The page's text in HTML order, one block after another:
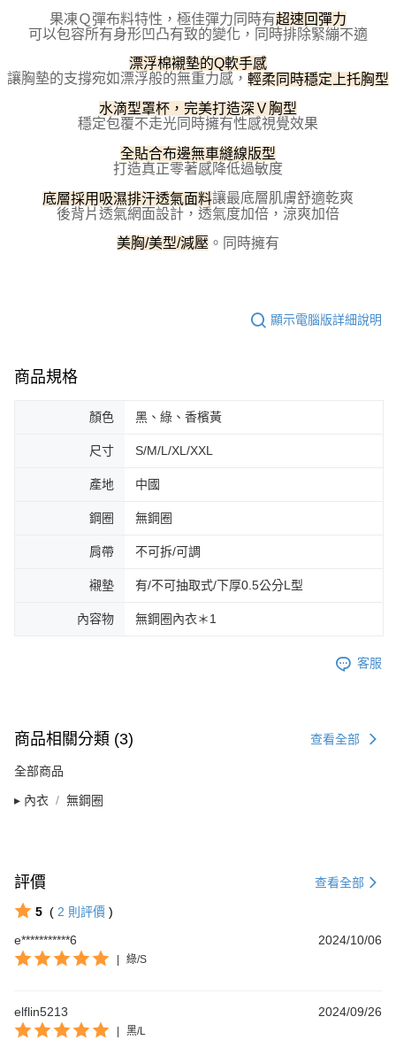
購買商品的店家。未經商家同意取消之訂單仍視為有效，需透過AFTEE先享
後付繳納相關費用。
※ 交易是否成功請以「AFTEE先享後付 」之結帳頁面顯示為準，若有關於
是否繳費成功／繳費後需取消欲退款等相關疑問，請聯繫「AFTEE先享後付
客戶支援中心」https://netprotections.freshdesk.com/support/home
【注意事項】
易，需依本服務之必要範圍內提供個人資料，並將交易相關給付款項請求債
權轉讓予恩沛科技股份有限公司。
https://aftee.tw/terms/#terms3
３．未成年的使用者請事先徵得法定代理人或監護人之同意方可使用
５．嚴禁一人註冊多個帳號或使用他人資訊註冊。若發現惡意使用之情形，
恩沛科技股份有限公司將有權停止該用戶之使用額度並採取法律行動。
每筆NT$100，滿NT$800(含以上)免運費
每筆NT$100，滿NT$800(含以上)免運費
果凍Ｑ彈布料特性，極佳彈力同時有超速回彈力
可以包容所有身形凹凸有致的變化，同時排除緊繃不適
漂浮棉襯墊的Q軟手感
讓胸墊的支撐宛如漂浮般的無重力感， 輕柔同時穩定上托胸型
水滴型罩杯，完美打造深Ｖ胸型
穩定包覆不走光同時擁有性感視覺效果
全貼合布邊無車縫線版型
打造真正零著感降低過敏度
底層採用吸濕排汗透氣面料讓最底層肌膚舒適乾爽
後背片透氣網面設計，透氣度加倍，涼爽加倍
美胸/美型/減壓 。同時擁有
顯示電腦版詳細說明
商品規格
顏色 黑、綠、香檳黃
尺寸 S/M/L/XL/XXL
產地 中國
鋼圈 無鋼圈
肩帶 不可拆/可調
襯墊 有/不可抽取式/下厚0.5公分L型
內容物 無鋼圈內衣＊1
客服
商品相關分類 (3) 查看全部
全部商品
▸ 內衣 無鋼圈
評價 查看全部
5 ( 2 則評價 )
e***********6
2024/10/06
| 綠/S
elflin5213 2024/09/26
| 黑/L